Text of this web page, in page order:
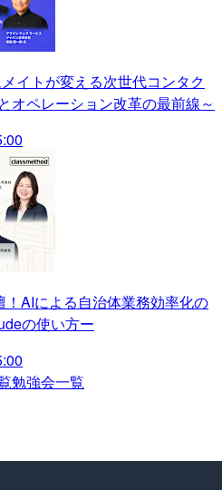
イトが変える次世代コンタク
オペレーション改革の最前線～
！AIによる自治体業務効率化の
の使い方ー
勉強会一覧